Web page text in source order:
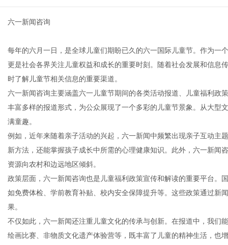
六一新闻咨询
每年的六月一日，是全球儿童们期盼已久的六一国际儿童节。作为一
更是社会各界关注儿童权益和成长的重要时刻。随着社会发展和信息
时了解儿童节相关信息的重要渠道。
六一新闻咨询主要涵盖六一儿童节期间的各类活动报道、儿童福利政
丰富多样的报道形式，为公众展现了一个多彩的儿童节景象。从大型
满童趣。
例如，近年来随着亲子活动的兴起，六一新闻中频繁出现亲子互动主
新方法，还能掌握孩子成长中所需的心理健康知识。此外，六一新闻
资源向农村和边远地区倾斜。
政策层面，六一新闻咨询也是儿童福利政策宣传和解读的重要平台。
如免费体检、学前教育补贴、校内安全保障提升等。这些政策通过新
果。
不仅如此，六一新闻还注重儿童文化的传承与创新。在报道中，我们
绘画比赛、非物质文化遗产体验营等，既丰富了儿童的精神生活，也